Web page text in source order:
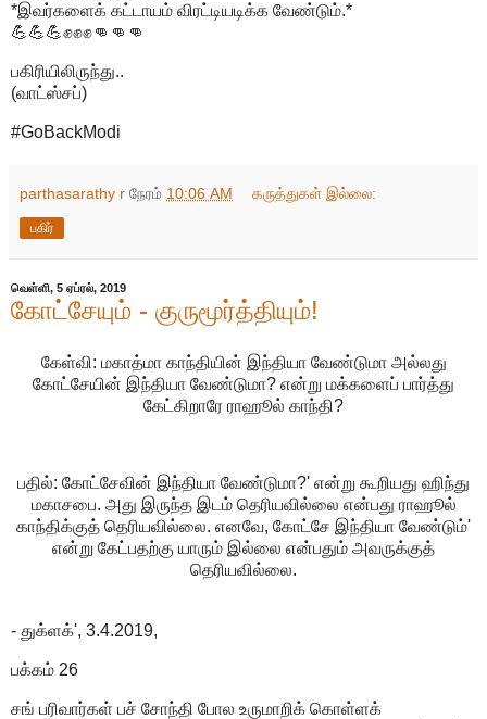
*இவர்களைக் கட்டாயம் விரட்டியடிக்க வேண்டும்.*
💪💪💪✊✊✊👊👊👊
பகிரியிலிருந்து..
(வாட்ஸ்சப்)
#GoBackModi
parthasarathy r நேரம் 10:06 AM கருத்துகள் இல்லை:
பகிர்
வெள்ளி, 5 ஏப்ரல், 2019
கோட்சேயும் - குருமூர்த்தியும்!
கேள்வி: மகாத்மா காந்தியின் இந்தியா வேண்டுமா அல்லது
கோட்சேயின் இந்தியா வேண்டுமா? என்று மக்களைப் பார்த்து
கேட்கிறாரே ராஹூல் காந்தி?
பதில்: கோட்சேவின் இந்தியா வேண்டுமா?' என்று கூறியது ஹிந்து
மகாசபை. அது இருந்த இடம் தெரியவில்லை என்பது ராஹூல்
காந்திக்குத் தெரியவில்லை. எனவே, கோட்சே இந்தியா வேண்டும்'
என்று கேட்பதற்கு யாரும் இல்லை என்பதும் அவருக்குத்
தெரியவில்லை.
- துக்ளக்', 3.4.2019,
பக்கம் 26
சங் பரிவார்கள் பச் சோந்தி போல உருமாறிக் கொள்ளக்